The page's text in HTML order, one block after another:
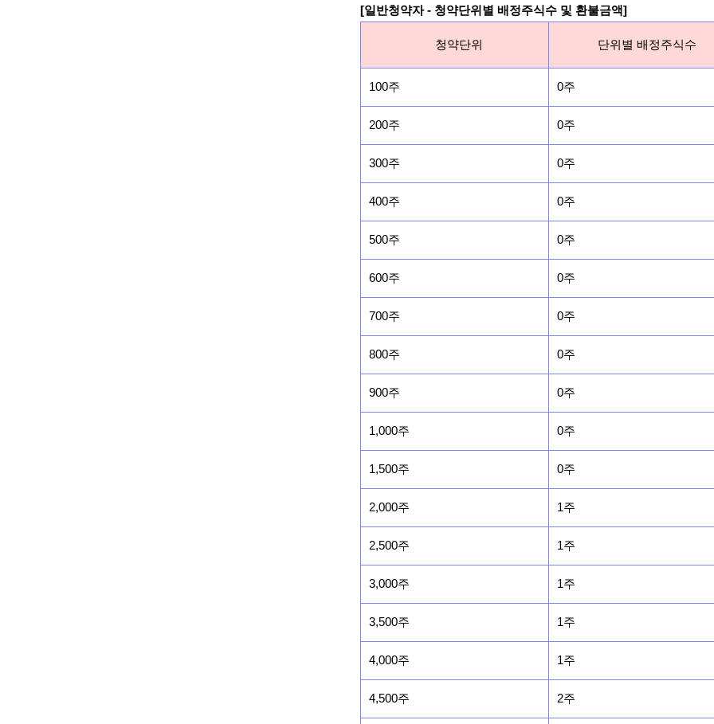
[일반청약자 - 청약단위별 배정주식수 및 환불금액]
청약단위 단위별 배정주식수
100주 0주
200주 0주
300주 0주
400주 0주
500주 0주
600주 0주
700주 0주
800주 0주
900주 0주
1,000주 0주
1,500주 0주
2,000주 1주
2,500주 1주
3,000주 1주
3,500주 1주
4,000주 1주
4,500주 2주